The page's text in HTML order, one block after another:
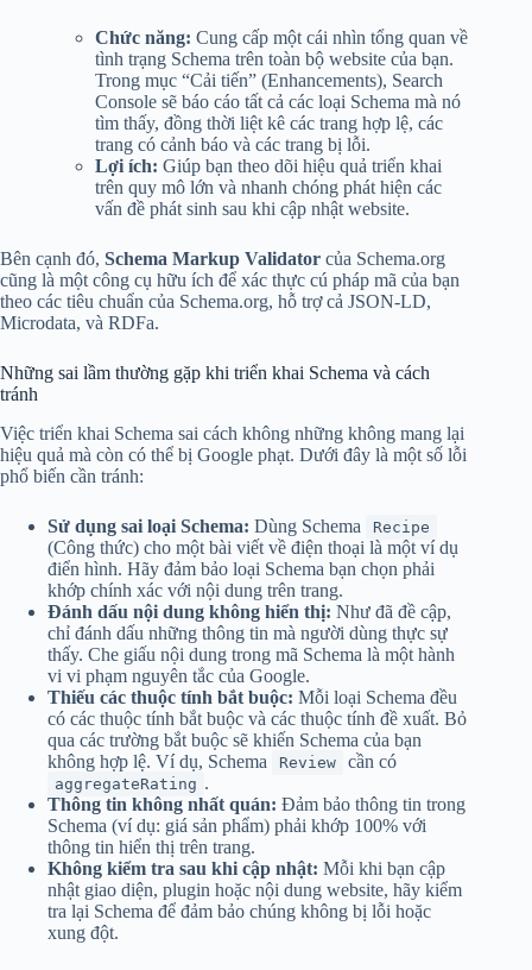
Chức năng: Cung cấp một cái nhìn tổng quan về
tình trạng Schema trên toàn bộ website của bạn.
Trong mục “Cải tiến” (Enhancements), Search
Console sẽ báo cáo tất cả các loại Schema mà nó
tìm thấy, đồng thời liệt kê các trang hợp lệ, các
trang có cảnh báo và các trang bị lỗi.
Lợi ích: Giúp bạn theo dõi hiệu quả triển khai
trên quy mô lớn và nhanh chóng phát hiện các
vấn đề phát sinh sau khi cập nhật website.
Bên cạnh đó, Schema Markup Validator của Schema.org
cũng là một công cụ hữu ích để xác thực cú pháp mã của bạn
theo các tiêu chuẩn của Schema.org, hỗ trợ cả JSON-LD,
Microdata, và RDFa.
Những sai lầm thường gặp khi triển khai Schema và cách
tránh
Việc triển khai Schema sai cách không những không mang lại
hiệu quả mà còn có thể bị Google phạt. Dưới đây là một số lỗi
phổ biến cần tránh:
Sử dụng sai loại Schema: Dùng Schema Recipe
(Công thức) cho một bài viết về điện thoại là một ví dụ
điển hình. Hãy đảm bảo loại Schema bạn chọn phải
khớp chính xác với nội dung trên trang.
Đánh dấu nội dung không hiển thị: Như đã đề cập,
chỉ đánh dấu những thông tin mà người dùng thực sự
thấy. Che giấu nội dung trong mã Schema là một hành
vi vi phạm nguyên tắc của Google.
Thiếu các thuộc tính bắt buộc: Mỗi loại Schema đều
có các thuộc tính bắt buộc và các thuộc tính đề xuất. Bỏ
qua các trường bắt buộc sẽ khiến Schema của bạn
không hợp lệ. Ví dụ, Schema
Review cần có
aggregateRating .
Thông tin không nhất quán: Đảm bảo thông tin trong
Schema (ví dụ: giá sản phẩm) phải khớp 100% với
thông tin hiển thị trên trang.
Không kiểm tra sau khi cập nhật: Mỗi khi bạn cập
nhật giao diện, plugin hoặc nội dung website, hãy kiểm
tra lại Schema để đảm bảo chúng không bị lỗi hoặc
xung đột.